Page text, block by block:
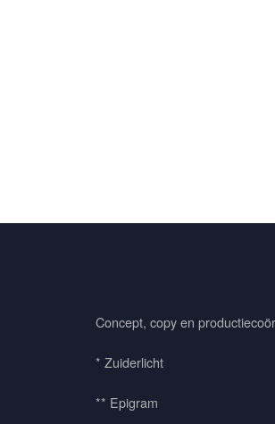
Concept, copy en
* Zuiderlicht
** Epigram